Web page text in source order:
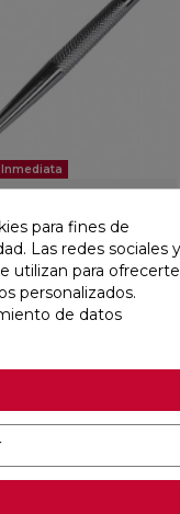
Wolfcraft
€ (IVA incl.)
para fines de
Las redes sociales y
utilizan para ofrecerte
personalizados.
de datos